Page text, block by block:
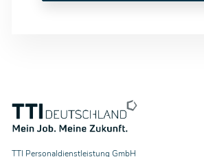
TTI Personaldienstleistung GmbH